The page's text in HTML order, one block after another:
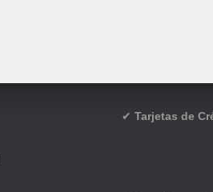
✔ Tarjetas de